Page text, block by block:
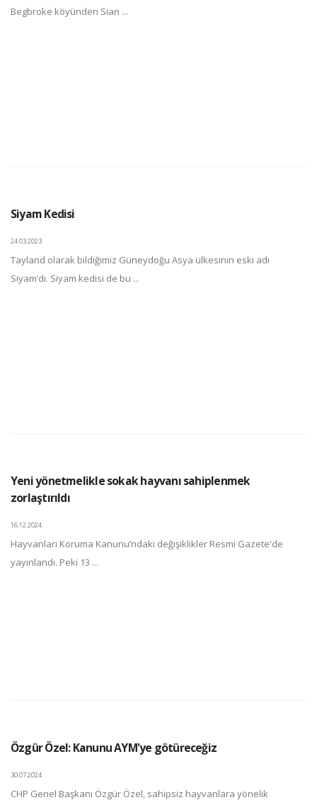
Begbroke köyünden Sian ...
Siyam Kedisi
24.03.2023
Tayland olarak bildiğimiz Güneydoğu Asya ülkesinin eski adı
Siyam’dı. Siyam kedisi de bu ...
Yeni yönetmelikle sokak hayvanı sahiplenmek
zorlaştırıldı
16.12.2024
Hayvanları Koruma Kanunu’ndaki değişiklikler Resmi Gazete'de
yayınlandı. Peki 13 ...
Özgür Özel: Kanunu AYM'ye götüreceğiz
30.07.2024
CHP Genel Başkanı Özgür Özel, sahipsiz hayvanlara yönelik